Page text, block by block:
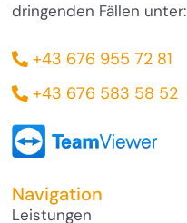
dringenden Fällen unter:
+43 676 955 72 81
+43 676 583 58 52
Navigation
Leistungen